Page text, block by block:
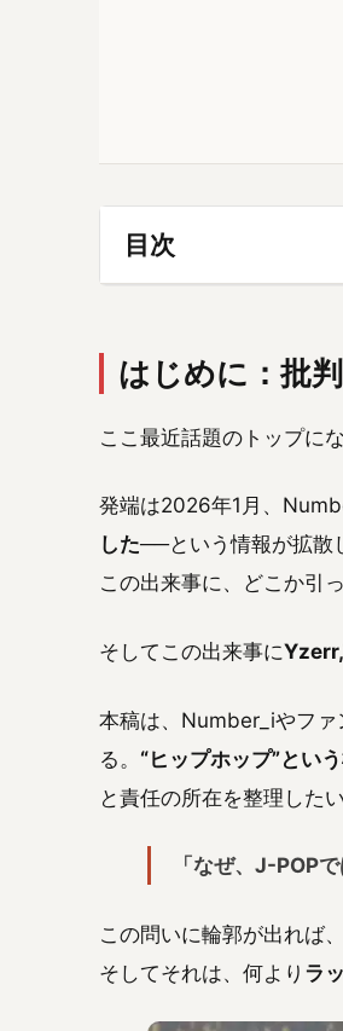
目次
はじめに：批
ここ最近話題のトップに
発端は2026年1月、
した──という情報が拡散
この出来事に、どこか引
そしてこの出来事に
本稿は、Number_iやファ
る。 “ヒップホップ”とい
と責任の所在を整理したい
「なぜ、J-POP
この問いに輪郭が出れば
そしてそれは、何より ラ